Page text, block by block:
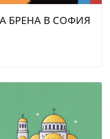
БРЕНА В СОФИЯ